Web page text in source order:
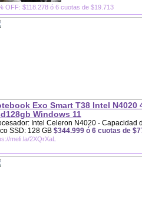
OFF: $118.278 ó 6 cuotas de $19.713
Exo Smart T38 Intel N4020
Windows 11
Intel Celeron N4020 - Capacidad
SSD: 128 GB $344.999 ó 6 cuotas de
meli.la/2XQrXaL